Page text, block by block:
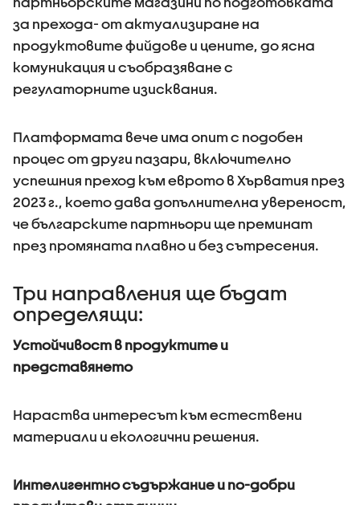
за прехода- от актуализиране на
продуктовите фийдове и цените, до ясна
комуникация и съобразяване с
регулаторните изисквания.
Платформата вече има опит с подобен
процес от други пазари, включително
успешния преход към еврото в Хърватия през
2023 г., което дава допълнителна увереност,
че българските партньори ще преминат
през промяната плавно и без сътресения.
Три направления ще бъдат
определящи:
Устойчивост в продуктите и
представянето
Нараства интересът към естествени
материали и екологични решения.
Интелигентно съдържание и по-добри